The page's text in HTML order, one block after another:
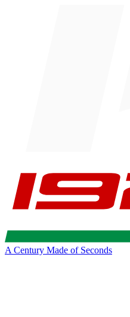
A Century Made of Seconds